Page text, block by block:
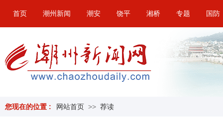
首页 潮州新闻 潮安 饶平 湘桥 专题 国防
您现在的位置 : 网站首页 >> 荐读